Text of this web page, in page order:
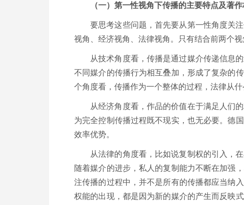
（一）第一性视角下传播的主要特点及著
要思考这些问题，首先要从第一性角度关
视角、经济视角、法律视角。只有结合前两个
从技术角度看，传播是通过媒介传递信息
不同媒介的传播行为相互叠加，形成了复杂的
个角度看，传播作为一个整体的过程，法律从
从经济角度看，作品的价值在于满足人们
为完全控制传播过程既不现实，也无必要。德
效率优势。
从法律的角度看，比如说复制权的引入，
随着媒介的进步，私人的复制能力不断在加强
注传播的过程中，并不是所有的传播都应当纳
权能的出现，都是因为新的媒介的产生而反映